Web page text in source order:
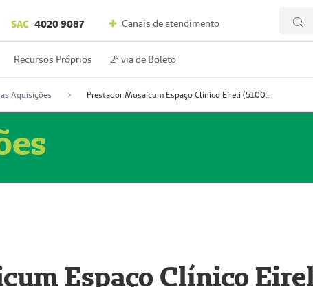
SAC 4020 9087 Canais de atendimento
Recursos Próprios 2º via de Boleto
Aquisições Prestador Mosaicum Espaço Clínico Eireli (51004355-5)
Espaço Clínico